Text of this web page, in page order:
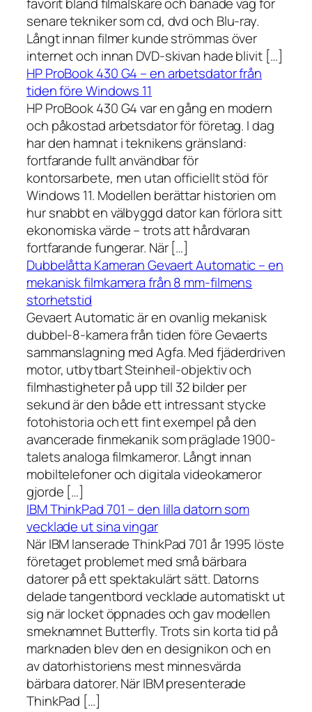
favorit bland filmälskare och banade väg för
senare tekniker som cd, dvd och Blu-ray.
Långt innan filmer kunde strömmas över
internet och innan DVD-skivan hade blivit […]
HP ProBook 430 G4 – en arbetsdator från
tiden före Windows 11
HP ProBook 430 G4 var en gång en modern
och påkostad arbetsdator för företag. I dag
har den hamnat i teknikens gränsland:
fortfarande fullt användbar för
kontorsarbete, men utan officiellt stöd för
Windows 11. Modellen berättar historien om
hur snabbt en välbyggd dator kan förlora sitt
ekonomiska värde – trots att hårdvaran
fortfarande fungerar. När […]
Dubbelåtta Kameran Gevaert Automatic – en
mekanisk filmkamera från 8 mm-filmens
storhetstid
Gevaert Automatic är en ovanlig mekanisk
dubbel-8-kamera från tiden före Gevaerts
sammanslagning med Agfa. Med fjäderdriven
motor, utbytbart Steinheil-objektiv och
filmhastigheter på upp till 32 bilder per
sekund är den både ett intressant stycke
fotohistoria och ett fint exempel på den
avancerade finmekanik som präglade 1900-
talets analoga filmkameror. Långt innan
mobiltelefoner och digitala videokameror
gjorde […]
IBM ThinkPad 701 – den lilla datorn som
vecklade ut sina vingar
När IBM lanserade ThinkPad 701 år 1995 löste
företaget problemet med små bärbara
datorer på ett spektakulärt sätt. Datorns
delade tangentbord vecklade automatiskt ut
sig när locket öppnades och gav modellen
smeknamnet Butterfly. Trots sin korta tid på
marknaden blev den en designikon och en
av datorhistoriens mest minnesvärda
bärbara datorer. När IBM presenterade
ThinkPad […]